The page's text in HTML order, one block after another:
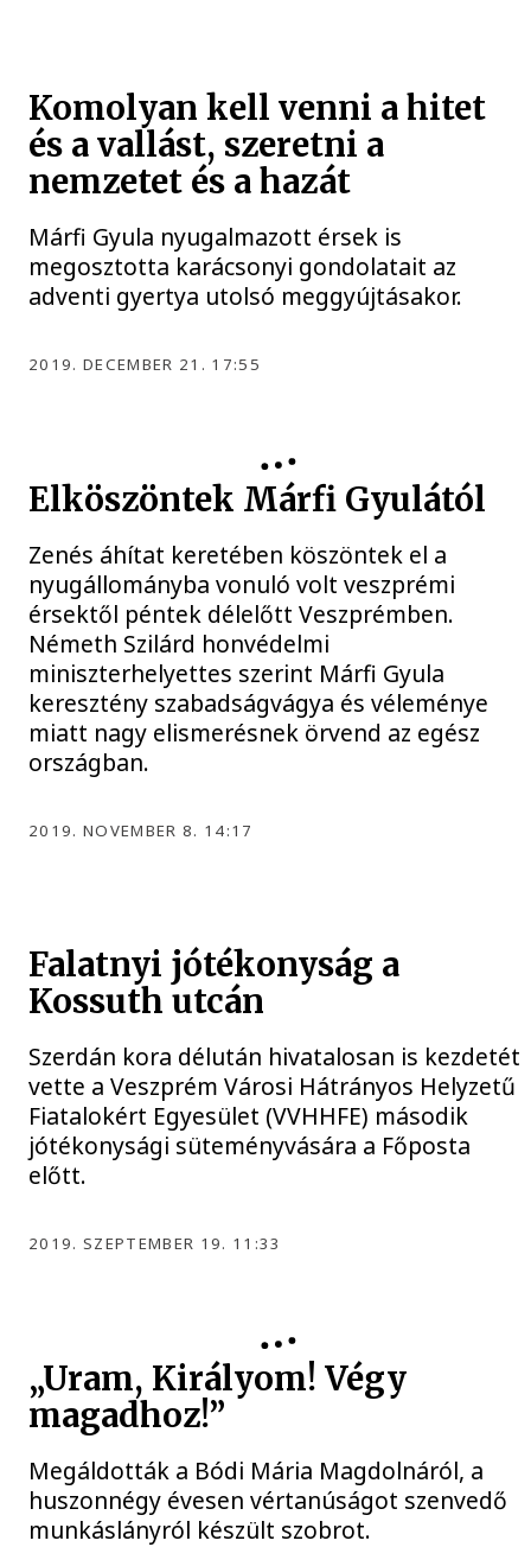
Komolyan kell venni a hitet
és a vallást, szeretni a
nemzetet és a hazát
Márfi Gyula nyugalmazott érsek is
megosztotta karácsonyi gondolatait az
adventi gyertya utolsó meggyújtásakor.
2019. DECEMBER 21. 17:55
Elköszöntek Márfi Gyulától
Zenés áhítat keretében köszöntek el a
nyugállományba vonuló volt veszprémi
érsektől péntek délelőtt Veszprémben.
Németh Szilárd honvédelmi
miniszterhelyettes szerint Márfi Gyula
keresztény szabadságvágya és véleménye
miatt nagy elismerésnek örvend az egész
országban.
2019. NOVEMBER 8. 14:17
Falatnyi jótékonyság a
Kossuth utcán
Szerdán kora délután hivatalosan is kezdetét
vette a Veszprém Városi Hátrányos Helyzetű
Fiatalokért Egyesület (VVHHFE) második
jótékonysági süteményvására a Főposta
előtt.
2019. SZEPTEMBER 19. 11:33
„Uram, Királyom! Végy
magadhoz!”
Megáldották a Bódi Mária Magdolnáról, a
huszonnégy évesen vértanúságot szenvedő
munkáslányról készült szobrot.